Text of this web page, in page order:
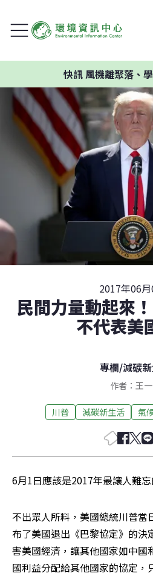
風機離聚落、學校
2017年06
民間力量動起來
不代表美
專欄/減碳
作者：王
川普 減碳新生活 氣
6月1日應該是2017年最讓人難忘
不出眾人所料，美國總統川普當
布了美國退出《巴黎協定》的決
害美國經濟，讓其他國家如中國
國利益分配給其他國家的協定，